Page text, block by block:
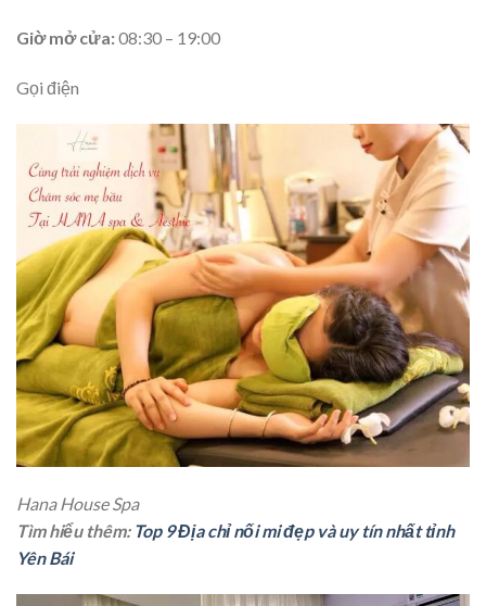
Giờ mở cửa:08:30 – 19:00
Gọi điện
Hana House Spa
Tìm hiểu thêm: Top 9 Địa chỉ nối mi đẹp và uy tín nhất tỉnh
Yên Bái